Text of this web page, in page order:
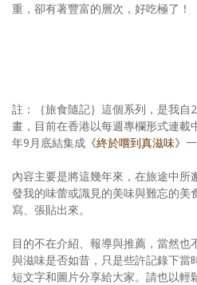
重，卻有著豐富的層次，好吃極了！
註：｛旅食隨記｝這個系列，是我自
畫，目前在香港以每週專欄形式連載
年9月底結集成 《終於嚐到真滋味》
內容主要是將這幾年來，在旅途中所
發我的味蕾或識見的美味與難忘的美
寫、張貼出來。
目的不在介紹、報導與推薦，當然也
與滋味是否如昔，只是些許記錄下當
短文字和圖片分享給大家。請也以輕